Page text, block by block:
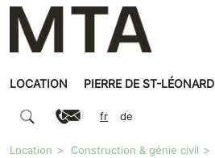
LOCATION PIERRE DE ST-LÉONARD
fr de
Location Construction & génie civil